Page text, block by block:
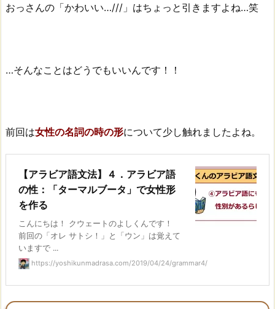
おっさんの「かわいい…///」はちょっと引きますよね…笑
…そんなことはどうでもいいんです！！
前回は女性の名詞の時の形について少し触れましたよね。
【アラビア語文法】４．アラビア語
の性：「ターマルブータ」で女性形
を作る
こんにちは！ クウェートのよしくんです！
前回の「オレ サトシ！」と「ウン」は覚えて
いますで ...
https://yoshikunmadrasa.com/2019/04/24/grammar4/